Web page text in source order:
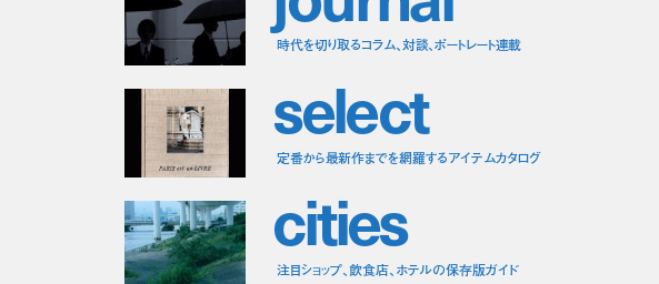
時代を切り取るコラム、対談、ポートレート連載
select
定番から最新作までを網羅するアイテムカタログ
cities
注目ショップ、飲食店、ホテルの保存版ガイド